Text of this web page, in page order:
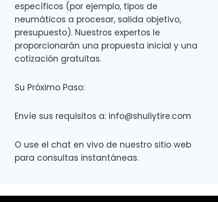
específicos (por ejemplo, tipos de
neumáticos a procesar, salida objetivo,
presupuesto). Nuestros expertos le
proporcionarán una propuesta inicial y una
cotización gratuitas.
Su Próximo Paso:
Envíe sus requisitos a: info@shuliytire.com
O use el chat en vivo de nuestro sitio web
para consultas instantáneas.